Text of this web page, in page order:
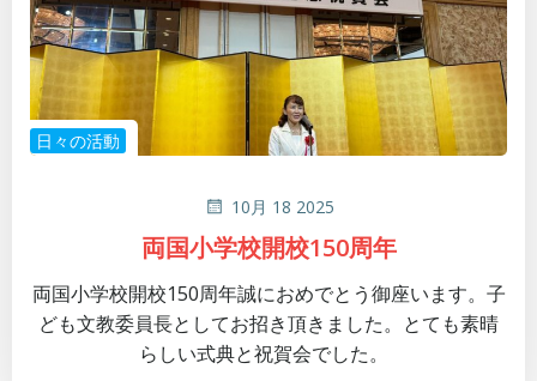
日々の活動
10月 18 2025
両国小学校開校150周年
両国小学校開校150周年誠におめでとう御座います。子
ども文教委員長としてお招き頂きました。とても素晴
らしい式典と祝賀会でした。